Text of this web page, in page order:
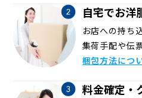
自宅でお洋
お店への持ち
集荷手配や伝
梱包方法につ
料金確定・